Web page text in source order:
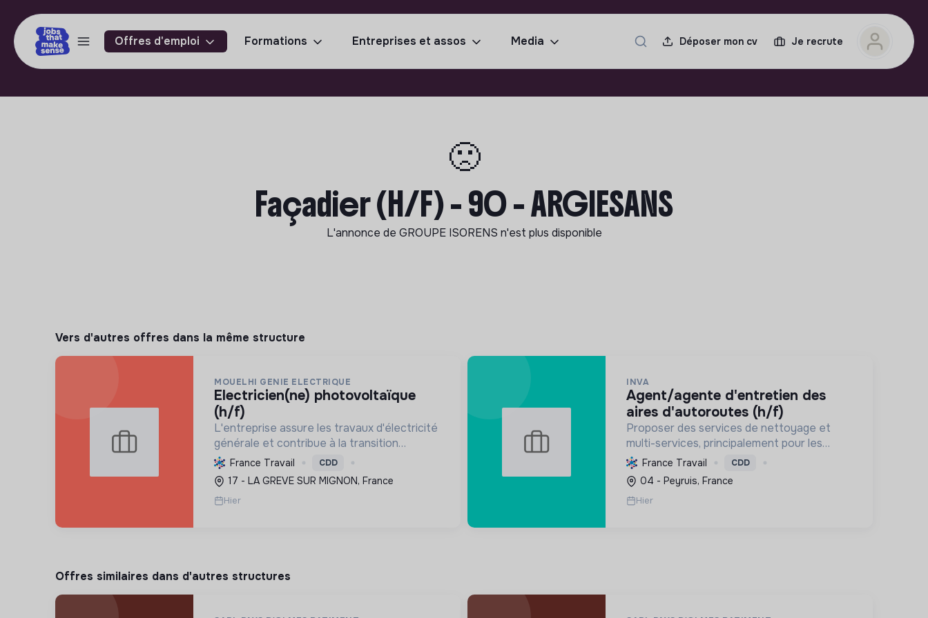
Offres d'emploi Formations Entreprises et assos Media Déposer mon cv Je recrute
🙁
Façadier (H/F) - 90 - ARGIESANS
L'annonce de GROUPE ISORENS n'est plus disponible
Vers d'autres offres dans la même structure
MOUELHI GENIE ELECTRIQUE
electricien(ne) photovoltaïque
(h/f)
L'entreprise assure les travaux d'électricité
générale et contribue à la transition
écologique par l'installation de systèmes
photovoltaïques, favorisant ainsi une
énergie plus durable.
France Travail CDD
17 - LA GREVE SUR MIGNON, France
Hier
INVA
agent/agente d'entretien des
aires d'autoroutes (h/f)
Proposer des services de nettoyage et
multi-services, principalement pour les
autoroutes, en France. Favoriser l'inclusion
sociale et professionnelle, et contribuer à la
préservation de l'environnemen...
France Travail CDD
04 - Peyruis, France
Hier
Offres similaires dans d'autres structures